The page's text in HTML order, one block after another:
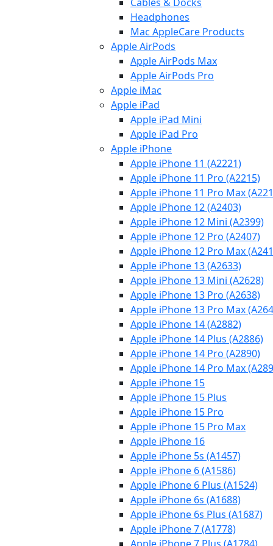
Headphones
Mac AppleCare Products
Apple AirPods
Apple AirPods Max
Apple AirPods Pro
Apple iMac
Apple iPad
Apple iPad Mini
Apple iPad Pro
Apple iPhone
Apple iPhone 11 (A2221)
Apple iPhone 11 Pro (A2215)
Apple iPhone 11 Pro Max
Apple iPhone 12 (A2403)
Apple iPhone 12 Mini (A2399)
Apple iPhone 12 Pro (A2407)
Apple iPhone 12 Pro Max
Apple iPhone 13 (A2633)
Apple iPhone 13 Mini (A2628)
Apple iPhone 13 Pro (A2638)
Apple iPhone 13 Pro Max
Apple iPhone 14 (A2882)
Apple iPhone 14 Plus (A2886)
Apple iPhone 14 Pro (A2890)
Apple iPhone 14 Pro Max
Apple iPhone 15
Apple iPhone 15 Plus
Apple iPhone 15 Pro
Apple iPhone 15 Pro Max
Apple iPhone 16
Apple iPhone 5s (A1457)
Apple iPhone 6 (A1586)
Apple iPhone 6 Plus (A1524)
Apple iPhone 6s (A1688)
Apple iPhone 6s Plus (A1687)
Apple iPhone 7 (A1778)